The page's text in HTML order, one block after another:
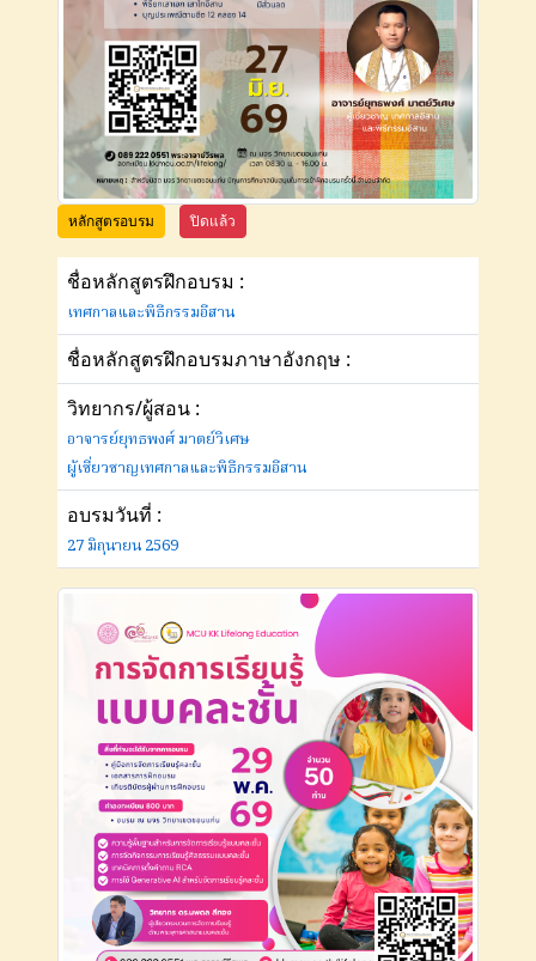
หลักสูตรอบรม ปิดแล้ว
ชื่อหลักสูตรฝึกอบรม :
เทศกาลและพิธีกรรมอีสาน
ชื่อหลักสูตรฝึกอบรมภาษาอังกฤษ :
วิทยากร/ผู้สอน :
อาจารย์ยุทธพงศ์ มาตย์วิเศษ
ผู้เชี่ยวชาญเทศกาลและพิธีกรรมอีสาน
อบรมวันที่ :
27 มิถุนายน 2569